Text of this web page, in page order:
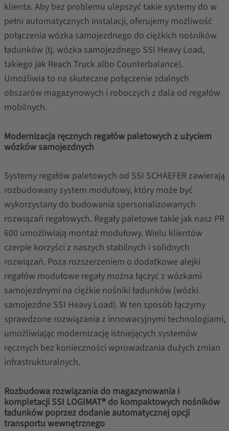
klienta. Aby bez problemu ulepszyć takie systemy do w
pełni automatycznych instalacji, oferujemy możliwość
połączenia wózka samojezdnego do ciężkich nośników
ładunków (tj. wózka samojezdnego SSI Heavy Load,
takiego jak Reach Truck albo Counterbalance).
Umożliwia to na skuteczne połączenie zdalnych
obszarów magazynowych i roboczych z dala od regałów
mobilnych.
Modernizacja ręcznych regałów paletowych z użyciem
wózków samojezdnych
Systemy regałów paletowych od SSI SCHAEFER zawierają
rozbudowany system modułowy, który może być
wykorzystany do budowania spersonalizowanych
rozwiązań regałowych. Regały paletowe takie jak nasz PR
600 umożliwiają montaż modułowy. Wielu klientów
czerpie korzyści z naszych stabilnych i solidnych
rozwiązań. Poza rozszerzeniem o dodatkowe alejki
regałów modułowe regały można łączyć z wózkami
samojezdnymi na ciężkie nośniki ładunków (wózki
samojezdne SSI Heavy Load). W ten sposób łączymy
sprawdzone rozwiązania z innowacyjnymi technologiami,
umożliwiając modernizację istniejących systemów
ręcznych bez konieczności wprowadzania dużych zmian
infrastrukturalnych.
Rozbudowa rozwiązania do magazynowania i
kompletacji SSI LOGIMAT® do kompaktowych nośników
ładunków poprzez dodanie automatycznej opcji
transportu wewnętrznego